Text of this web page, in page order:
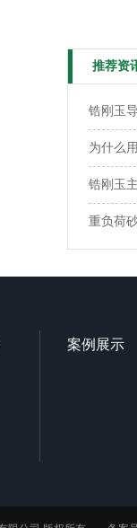
推荐资
锆刚玉
为什么
锆刚玉
重负荷
案例展示